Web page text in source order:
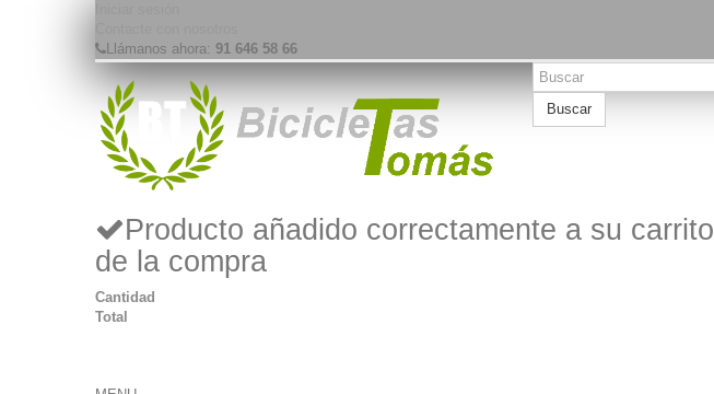
Llámanos ahora: 91 646 58 66
Buscar
Producto añadido correctamente a su carrito
de la compra
Cantidad
Total